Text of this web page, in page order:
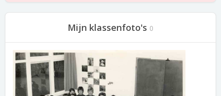
Mijn klassenfoto's 0